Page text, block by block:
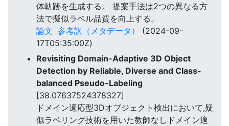
体軌跡を生成する。 提案手法は2つの異なる方
法で擬似ラベル品質を向上する。
論文 参考訳（メタデータ）
(2024-09-
17T05:35:00Z)
Revisiting Domain-Adaptive 3D Object
Detection by Reliable, Diverse and Class-
balanced Pseudo-Labeling
[38.07637524378327]
ドメイン適応型3Dオブジェクト検出において,疑
似ラベリング技術を用いた教師なしドメイン適